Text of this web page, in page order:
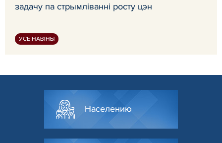
задачу па стрымліванні росту цэн
УСЕ НАВІНЫ
Населению